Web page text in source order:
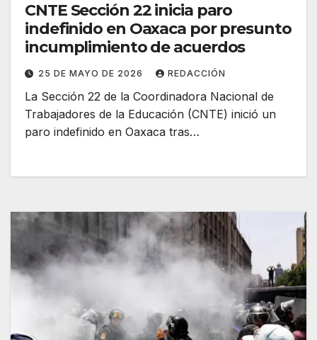
CNTE Sección 22 inicia paro
indefinido en Oaxaca por presunto
incumplimiento de acuerdos
25 DE MAYO DE 2026 REDACCIÓN
La Sección 22 de la Coordinadora Nacional de
Trabajadores de la Educación (CNTE) inició un
paro indefinido en Oaxaca tras…